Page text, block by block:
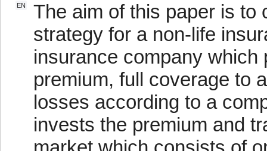
EN
The aim of this paper is to
strategy for a non-life
insurance company
premium, full coverage to
losses according to a
invests the premium and